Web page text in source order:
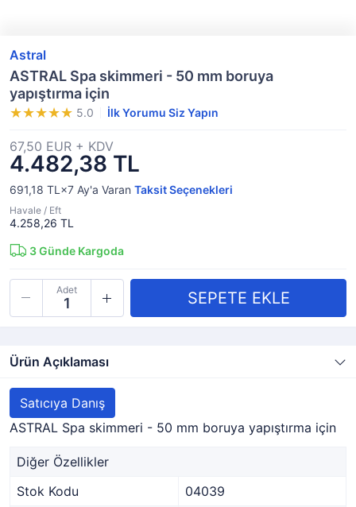
Astral
ASTRAL Spa skimmeri - 50 mm boruya
yapıştırma için
5.0 İlk Yorumu Siz Yapın
4.482,38 TL
67,50 EUR + KDV
691,18 TL×7 Ay'a Varan Taksit Seçenekleri
Havale / Eft
4.258,26 TL
3Günde Kargoda
Adet
Ürün Açıklaması
Satıcıya Danış
ASTRAL Spa skimmeri - 50 mm boruya yapıştırma için
Diğer Özellikler
Stok Kodu
04039